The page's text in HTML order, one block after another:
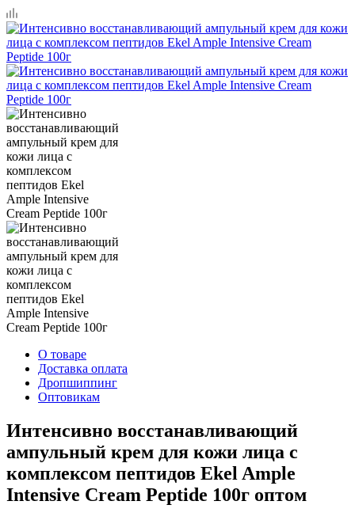
О товаре
Доставка оплата
Дропшиппинг
Оптовикам
Интенсивно восстанавливающий
ампульный крем для кожи лица с
комплексом пептидов Ekel Ample
Intensive Cream Peptide 100г оптом